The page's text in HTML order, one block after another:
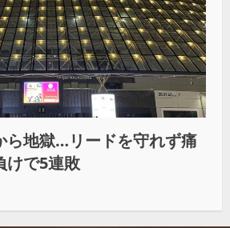
ら地獄…リードを守れず痛
けで5連敗